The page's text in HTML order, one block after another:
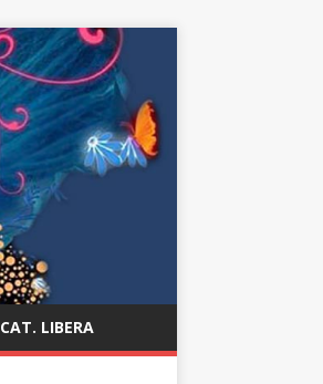
CAT. LIBERA